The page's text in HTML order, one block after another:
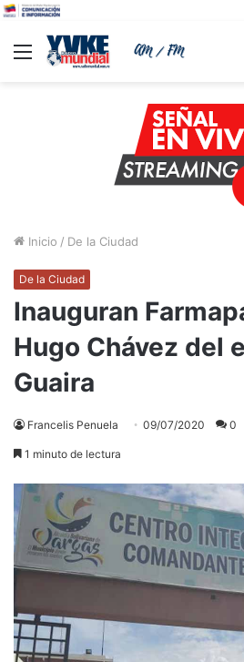
Menu
Inicio / De la Ciudad
De la Ciudad
Inauguran
Hugo Chávez del
Guaira
Francelis Penuela 09/07/2020 0
1 minuto de lectura